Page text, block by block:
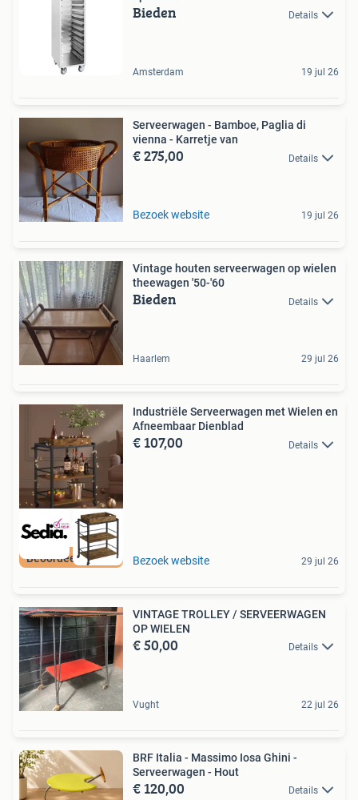
Bieden Details
Amsterdam 19 jul 26
Serveerwagen - Bamboe, Paglia di
vienna - Karretje van
€ 275,00 Details
Bezoek website 19 jul 26
Vintage houten serveerwagen op wielen
theewagen '50-'60
Bieden Details
Haarlem 29 jul 26
Beoordeeld met 9+
Industriële Serveerwagen met Wielen en
Afneembaar Dienblad
€ 107,00 Details
Bezoek website 29 jul 26
VINTAGE TROLLEY / SERVEERWAGEN
OP WIELEN
€ 50,00 Details
Vught 22 jul 26
BRF Italia - Massimo Iosa Ghini -
Serveerwagen - Hout
€ 120,00 Details